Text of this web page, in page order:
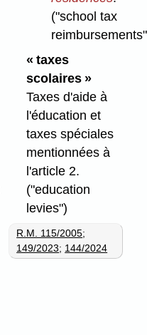
("school tax
« taxes
scolaires »
Taxes d'aide à
l'éducation et
taxes spéciales
mentionnées à
l'article 2.
("education
levies")
R.M. 115/2005;
149/2023; 144/2024